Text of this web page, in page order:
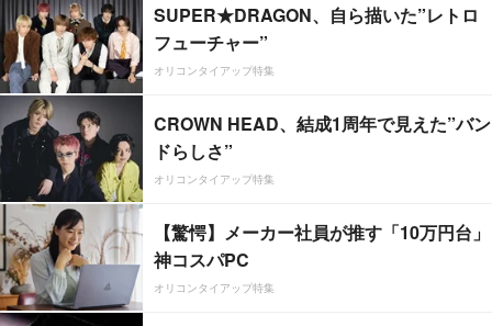
SUPER★DRAGON、自ら描いた”レトロ
フューチャー”
オリコンタイアップ特集
CROWN HEAD、結成1周年で見えた”バン
ドらしさ”
オリコンタイアップ特集
【驚愕】メーカー社員が推す「10万円台」
神コスパPC
オリコンタイアップ特集